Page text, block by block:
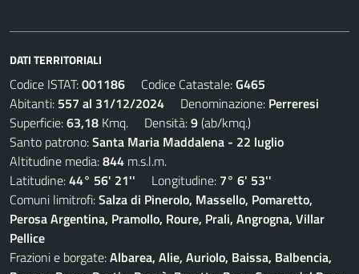
DATI TERRITORIALI
Codice ISTAT:001186 Codice Catastale:G465
Abitanti: 557 al 31/12/2024 Denominazione: Perreresi
Superficie:63,18 Kmq. Densità:9(ab/kmq.)
Santo patrono:Santa Maria Maddalena - 22 luglio
Altitudine media:844 m.s.l.m.
Latitudine:44° 56' 21'' Longitudine: 7° 6' 53''
Comuni limitrofi:Salza di Pinerolo, Massello, Pomaretto,
Perosa Argentina, Pramollo, Roure, Prali, Angrogna, Villar
Pellice
Frazioni e borgate:Albarea, Alie, Auriolo, Baissa, Balbencia,